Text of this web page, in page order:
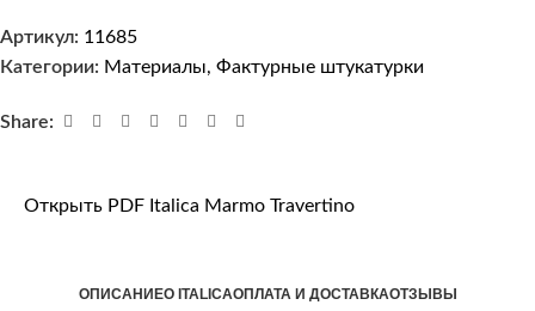
Артикул: 11685
Категории: Материалы, Фактурные штукатурки
Share:
Открыть PDF Italica Marmo Travertino
ОПИСАНИЕО ITALICAОПЛАТА И ДОСТАВКАОТЗЫВЫ